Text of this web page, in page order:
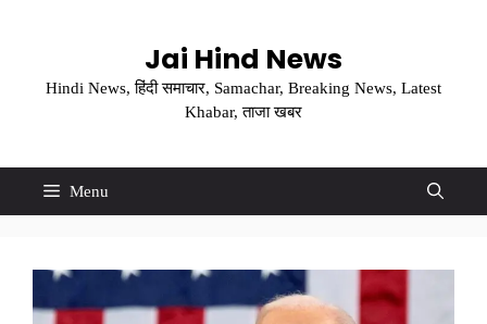
Jai Hind News
Hindi News, हिंदी समाचार, Samachar, Breaking News, Latest
Khabar, ताजा खबर
Menu